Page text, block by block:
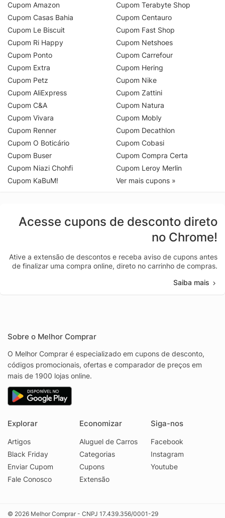
Cupom Amazon
Cupom Casas Bahia
Cupom Le Biscuit
Cupom Ri Happy
Cupom Ponto
Cupom Extra
Cupom Petz
Cupom AliExpress
Cupom C&A
Cupom Vivara
Cupom Renner
Cupom O Boticário
Cupom Buser
Cupom Niazi Chohfi
Cupom KaBuM!
Cupom Terabyte Shop
Cupom Centauro
Cupom Fast Shop
Cupom Netshoes
Cupom Carrefour
Cupom Hering
Cupom Nike
Cupom Zattini
Cupom Natura
Cupom Mobly
Cupom Decathlon
Cupom Cobasi
Cupom Compra Certa
Cupom Leroy Merlin
Ver mais cupons »
Acesse cupons de desconto direto
no Chrome!
Ative a extensão de descontos e receba aviso de cupons antes
de finalizar uma compra online, direto no carrinho de compras.
Saiba mais
Sobre o Melhor Comprar
O Melhor Comprar é especializado em cupons de desconto,
códigos promocionais, ofertas e comparador de preços em
mais de 1900 lojas online.
Explorar
Artigos
Black Friday
Enviar Cupom
Fale Conosco
Economizar
Aluguel de Carros
Categorias
Cupons
Extensão
Siga-nos
Facebook
Instagram
Youtube
© 2026 Melhor Comprar - CNPJ 17.439.356/0001-29